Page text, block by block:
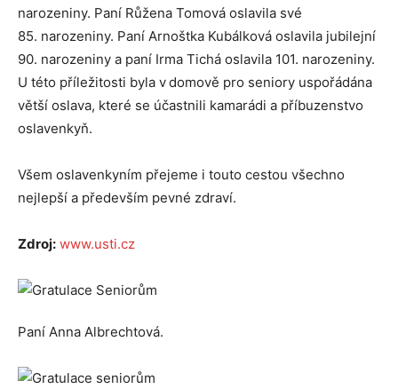
narozeniny. Paní Růžena Tomová oslavila své
85. narozeniny. Paní Arnoštka Kubálková oslavila jubilejní
90. narozeniny a paní Irma Tichá oslavila 101. narozeniny.
U této příležitosti byla v domově pro seniory uspořádána
větší oslava, které se účastnili kamarádi a příbuzenstvo
oslavenkyň.
Všem oslavenkyním přejeme i touto cestou všechno
nejlepší a především pevné zdraví.
Zdroj: www.usti.cz
Paní Anna Albrechtová.